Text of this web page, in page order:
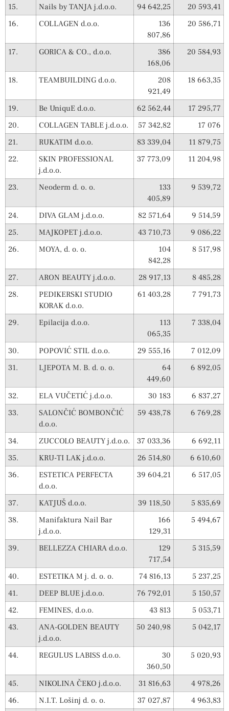
15.
Nails by TANJA j.d.o.o. 94 642,25
20 593,41
16.
COLLAGEN d.o.o.
136
807,86
20 586,71
17. GORICA & CO., d.o.o.
386
168,06
20 584,93
18. TEAMBUILDING d.o.o.
208
921,49
18 663,35
19. Be UniquE d.o.o. 62 562,44
17 295,77
20.
COLLAGEN TABLE j.d.o.o. 57 342,82
17 076
21.
RUKATIM d.o.o. 83 339,04
11 879,75
22.
SKIN PROFESSIONAL
j.d.o.o.
37 773,09 11 204,98
23. Neoderm d. o. o.
133
405,89
9 539,72
24. DIVA GLAM j.d.o.o. 82 571,64
9 514,59
25.
MAJKOPET j.d.o.o. 43 710,73
9 086,22
26.
MOYA, d. o. o.
104
842,28
8 517,98
27. ARON BEAUTY j.d.o.o. 28 917,13
8 485,28
28.
PEDIKERSKI STUDIO
KORAK d.o.o.
61 403,28 7 791,73
29. Epilacija d.o.o.
113
065,35
7 338,04
30. POPOVIĆ STIL d.o.o. 29 555,16
7 012,09
31.
LJEPOTA M. B. d. o. o.
64
449,60
6 892,05
32. ELA VUČETIĆ j.d.o.o. 30 183
6 837,27
33.
SALONČIĆ BOMBONČIĆ
d.o.o.
59 438,78 6 769,28
34. ZUCCOLO BEAUTY j.d.o.o. 37 033,36
6 692,11
35.
KRU-TI LAK j.d.o.o. 26 514,80
6 610,60
36.
ESTETICA PERFECTA
d.o.o.
39 604,21 6 517,05
37. KATJUŠ d.o.o. 39 118,50
5 835,69
38.
Manifaktura Nail Bar
j.d.o.o.
166
129,31
5 494,67
39. BELLEZZA CHIARA d.o.o.
129
717,54
5 315,59
40. ESTETIKA M j. d. o. o. 74 816,13
5 237,25
41.
DEEP BLUE j.d.o.o. 76 792,01
5 150,57
42.
FEMINES, d.o.o. 43 813
5 053,71
43.
ANA-GOLDEN BEAUTY
j.d.o.o.
50 240,98 5 042,17
44. REGULUS LABISS d.o.o.
30
360,50
5 020,93
45. NIKOLINA ČEKO j.d.o.o. 31 816,63
4 978,26
46.
N.I.T. Lošinj d. o. o. 37 027,87
4 963,83